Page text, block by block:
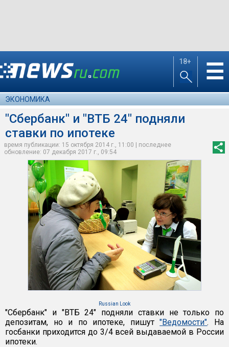
18+ ☰
ЭКОНОМИКА
"Сбербанк" и "ВТБ 24" подняли
ставки по ипотеке
время публикации: 15 октября 2014 г., 11:00 | последнее
обновление: 07 декабря 2017 г., 09:54
Russian Look
"Сбербанк" и "ВТБ 24" подняли ставки не только по
депозитам, но и по ипотеке, пишут"Ведомости". На
госбанки приходится до 3/4 всей выдаваемой в России
ипотеки.